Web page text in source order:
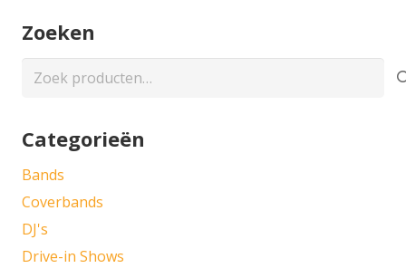
Zoeken
Zoeken
Categorieën
Bands
Coverbands
DJ's
Drive-in Shows